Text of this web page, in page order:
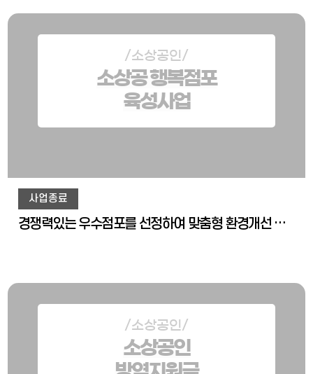
/소상공인/
소상공 행복점포
육성사업
사업종료
경쟁력있는 우수점포를 선정하여 맞춤형 환경개선 등을 통해 행복점포로 선정 및 육성
/소상공인/
소상공인